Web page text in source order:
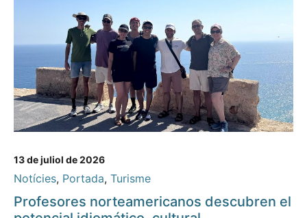
13 de juliol de 2026
Notícies, Portada, Turisme
Profesores norteamericanos descubren el